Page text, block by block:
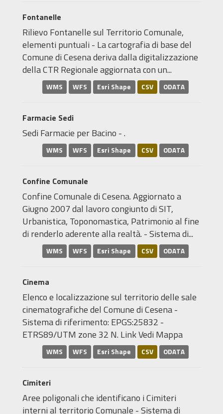
Fontanelle
Rilievo Fontanelle sul Territorio Comunale,
elementi puntuali - La cartografia di base del
Comune di Cesena deriva dalla digitalizzazione
della CTR Regionale aggiornata con un...
WMS WFS Esri Shape CSV ODATA
Farmacie Sedi
Sedi Farmacie per Bacino - .
WMS WFS Esri Shape CSV ODATA
Confine Comunale
Confine Comunale di Cesena. Aggiornato a
Giugno 2007 dal lavoro congiunto di SIT,
Urbanistica, Toponomastica, Patrimonio al fine
di renderlo aderente alla realtà. - Sistema di...
WMS WFS Esri Shape CSV ODATA
Cinema
Elenco e localizzazione sul territorio delle sale
cinematografiche del Comune di Cesena -
Sistema di riferimento: EPGS:25832 -
ETRS89/UTM zone 32 N. Link Vedi Mappa
WMS WFS Esri Shape CSV ODATA
Cimiteri
Aree poligonali che identificano i Cimiteri
interni al territorio Comunale - Sistema di